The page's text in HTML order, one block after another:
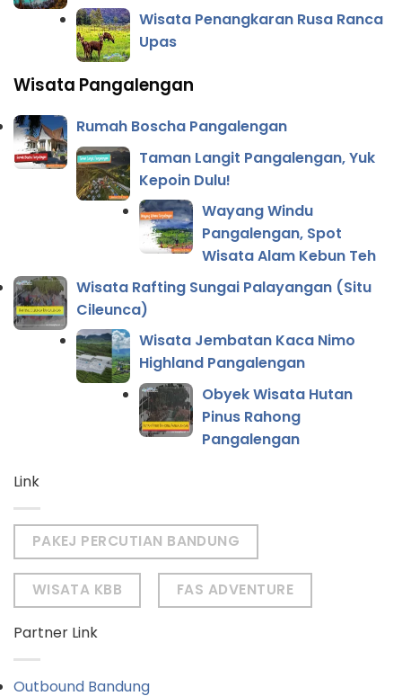
Wisata Penangkaran Rusa Ranca
Upas
Wisata Pangalengan
Rumah Boscha Pangalengan
Taman Langit Pangalengan, Yuk
Kepoin Dulu!
Wayang Windu
Pangalengan, Spot
Wisata Alam Kebun Teh
Wisata Rafting Sungai Palayangan (Situ
Cileunca)
Wisata Jembatan Kaca Nimo
Highland Pangalengan
Obyek Wisata Hutan
Pinus Rahong
Pangalengan
Link
PAKEJ PERCUTIAN BANDUNG
WISATA KBB FAS ADVENTURE
Partner Link
Outbound Bandung